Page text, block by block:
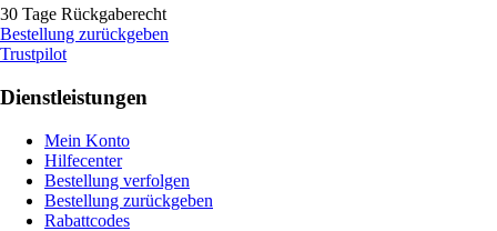
30 Tage Rückgaberecht
Bestellung zurückgeben
Trustpilot
Dienstleistungen
Mein Konto
Hilfecenter
Bestellung verfolgen
Bestellung zurückgeben
Rabattcodes